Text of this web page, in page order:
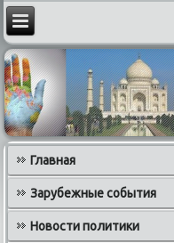
Главная
Зарубежные события
Новости политики